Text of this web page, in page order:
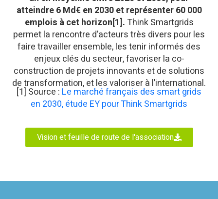
atteindre 6 Md€ en 2030 et représenter 60 000
emplois à cet horizon[1]. Think Smartgrids
permet la rencontre d’acteurs très divers pour les
faire travailler ensemble, les tenir informés des
enjeux clés du secteur, favoriser la co-
construction de projets innovants et de solutions
de transformation, et les valoriser à l’international.
[1] Source : Le marché français des smart grids
en 2030, étude EY pour Think Smartgrids
Vision et feuille de route de l'association